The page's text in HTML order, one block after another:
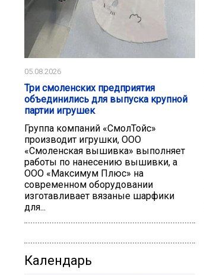
05.08.2026
Три смоленских предприятия
объединились для выпуска крупной
партии игрушек
Группа компаний «СмолТойс»
производит игрушки, ООО
«Смоленская вышивка» выполняет
работы по нанесению вышивки, а
ООО «Максимум Плюс» на
современном оборудовании
изготавливает вязаные шарфики
для...
Календарь